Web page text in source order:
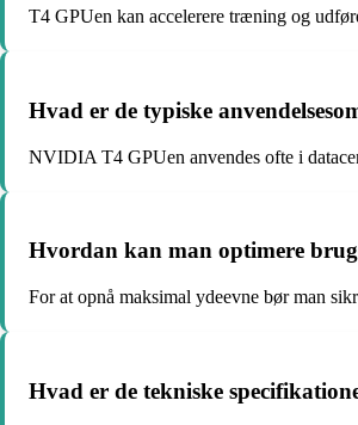
T4 GPUen kan accelerere træning og
Hvad er de typiske
NVIDIA T4 GPUen anvendes ofte i
Hvordan kan man optimere
For at opnå maksimal ydeevne bør man
Hvad er de tekniske